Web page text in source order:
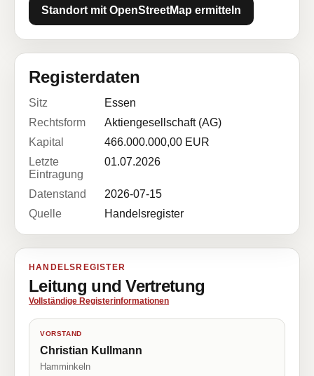
Standort mit OpenStreetMap ermitteln
Registerdaten
Sitz
Essen
Rechtsform
Aktiengesellschaft (AG)
Kapital
466.000.000,00 EUR
Letzte
Eintragung
01.07.2026
Datenstand
2026-07-15
Quelle
Handelsregister
HANDELSREGISTER
Leitung und Vertretung
Vollständige Registerinformationen
VORSTAND
Christian Kullmann
Hamminkeln